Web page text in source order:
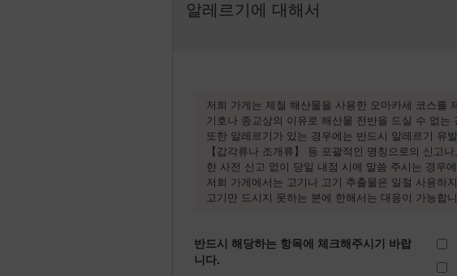
알레르기에 대해서
저희 가게는 제철 해산물을 사용한 오마카세 코스를
기호나 종교상의 이유로 해산물 전반을 드실 수 없는
또한 알레르기가 있는 경우에는 반드시 알레르기 유
【갑각류나 조개류】 등 포괄적인 명칭으로의 신고
한 사전 신고 없이 당일 내점 시에 말씀 주시는 경우
저희 가게에서는 고기나 고기 추출물은 일절 사용하
고기만 드시지 못하는 분에 한해서는 대응이 가능합
반드시 해당하는 항목에 체크해주시기 바랍
니다.